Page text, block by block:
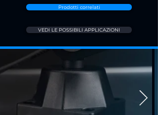
Prodotti correlati
VEDI LE POSSIBILI APPLICAZIONI